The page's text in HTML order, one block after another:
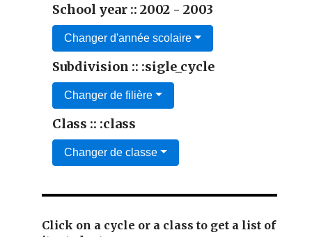
School year :: 2002 - 2003
Changer d'année scolaire
Subdivision :: :sigle_cycle
Changer de filière
Class :: :class
Changer de classe
Click on a cycle or a class to get a list of